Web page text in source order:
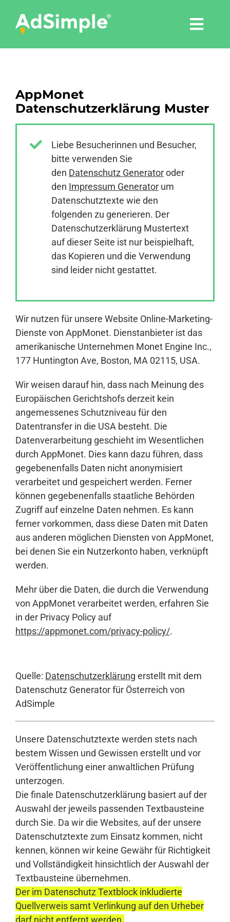
content
Tools
Pressemitteilungen
Anmelden
AppMonet
Datenschutzerklärung Muster
Liebe Besucherinnen und Besucher,
bitte verwenden Sie
den Datenschutz Generatoroder
den Impressum Generator um
Datenschutztexte wie den
folgenden zu generieren. Der
Datenschutzerklärung Mustertext
auf dieser Seite ist nur beispielhaft,
das Kopieren und die Verwendung
sind leider nicht gestattet.
Wir nutzen für unsere Website Online-Marketing-
Dienste von AppMonet. Dienstanbieter ist das
amerikanische Unternehmen Monet Engine Inc.,
177 Huntington Ave, Boston, MA 02115, USA.
Wir weisen darauf hin, dass nach Meinung des
Europäischen Gerichtshofs derzeit kein
angemessenes Schutzniveau für den
Datentransfer in die USA besteht. Die
Datenverarbeitung geschieht im Wesentlichen
durch AppMonet. Dies kann dazu führen, dass
gegebenenfalls Daten nicht anonymisiert
verarbeitet und gespeichert werden. Ferner
können gegebenenfalls staatliche Behörden
Zugriff auf einzelne Daten nehmen. Es kann
ferner vorkommen, dass diese Daten mit Daten
aus anderen möglichen Diensten von AppMonet,
bei denen Sie ein Nutzerkonto haben, verknüpft
werden.
Mehr über die Daten, die durch die Verwendung
von AppMonet verarbeitet werden, erfahren Sie
in der Privacy Policy auf
https://appmonet.com/privacy-policy/.
Quelle: Datenschutzerklärung erstellt mit dem
Datenschutz Generator für Österreich von
AdSimple
Unsere Datenschutztexte werden stets nach
bestem Wissen und Gewissen erstellt und vor
Veröffentlichung einer anwaltlichen Prüfung
unterzogen.
Die finale Datenschutzerklärung basiert auf der
Auswahl der jeweils passenden Textbausteine
durch Sie. Da wir die Websites, auf der unsere
Datenschutztexte zum Einsatz kommen, nicht
kennen, können wir keine Gewähr für Richtigkeit
und Vollständigkeit hinsichtlich der Auswahl der
Textbausteine übernehmen.
Der im Datenschutz Textblock inkludierte
Quellverweis samt Verlinkung auf den Urheber
darf nicht entfernt werden.